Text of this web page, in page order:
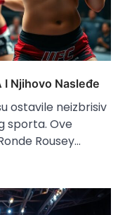
Njihovo Nasleđe
ostavile neizbrisiv
sporta. Ove
Rousey…